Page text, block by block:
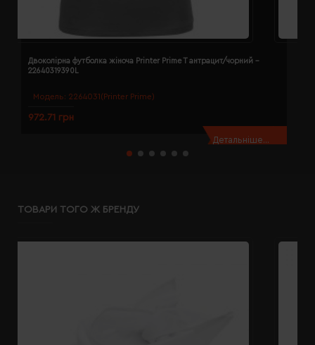
Модель: 2264031(Printer Prime)
Двоколірна футболка жіноча Printer Prime T антрацит/чорний -
22640319390L
972.71 грн
Детальніше...
ТОВАРИ ТОГО Ж БРЕНДУ